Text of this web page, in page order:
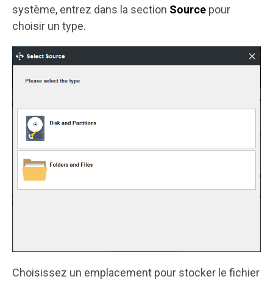
système, entrez dans la section Source pour
choisir un type.
Choisissez un emplacement pour stocker le fichier